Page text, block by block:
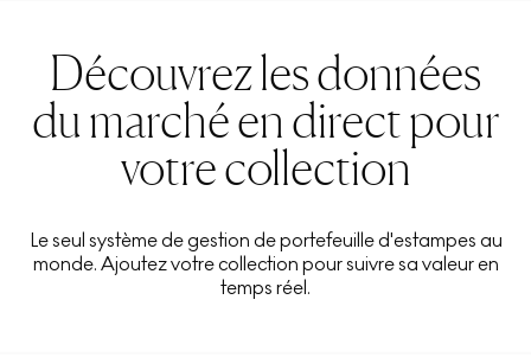
Découvrez les données
du marché en direct pour
votre collection
Le seul système de gestion de portefeuille d'estampes au
monde. Ajoutez votre collection pour suivre sa valeur en
temps réel.